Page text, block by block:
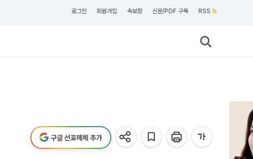
로그인 회원가입 속보창 신문/PDF 구독 RSS
구글 선호매체 추가